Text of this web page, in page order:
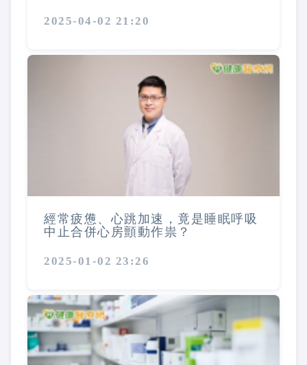
2025-04-02 21:20
經常疲憊、心跳加速，竟是睡眠呼吸
中止合併心房顫動作祟？
2025-01-02 23:26